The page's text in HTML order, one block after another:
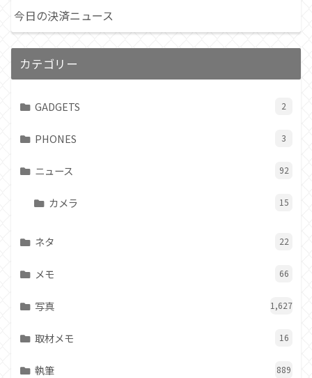
今日の決済ニュース
カテゴリー
GADGETS 2
PHONES 3
ニュース 92
カメラ 15
ネタ 22
メモ 66
写真 1,627
取材メモ 16
執筆 889